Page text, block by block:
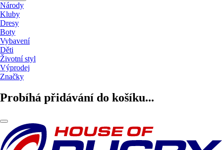
Národy
Kluby
Dresy
Boty
Vybavení
Děti
Životní styl
Výprodej
Značky
Probíhá přidávání do košíku...